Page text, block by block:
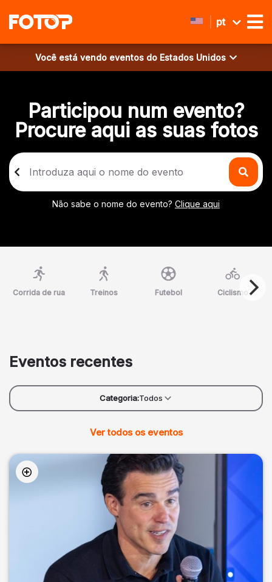
pt
Você está vendo eventos do Estados Unidos
Participou num evento?
Procure aqui as suas fotos
Não sabe o nome do evento? Clique aqui
Corrida de rua Treinos Futebol Ciclismo
Eventos recentes
Categoria:Todos
Ver todos os eventos